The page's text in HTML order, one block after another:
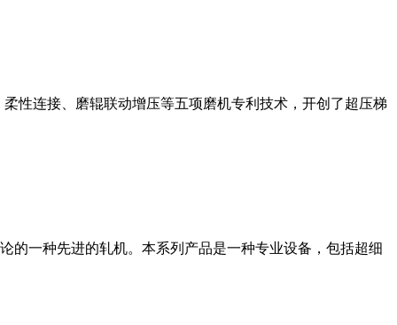
性连接、磨辊联动增压等五项磨机专利技术，开创了超压梯
的一种先进的轧机。本系列产品是一种专业设备，包括超细